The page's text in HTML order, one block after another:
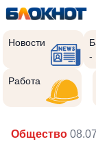
Новости
-
Работа
Общество